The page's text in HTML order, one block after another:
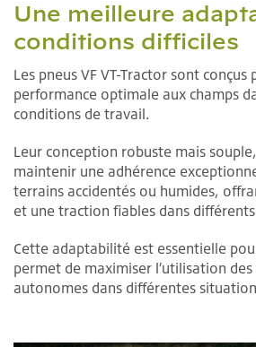
Une meilleure
conditions difficiles
Les pneus VF VT-Tractor sont
performance optimale aux champs
conditions de travail.
Leur conception robuste mais
maintenir une adhérence
terrains accidentés ou humides,
et une traction fiables dans
Cette adaptabilité est essentielle
permet de maximiser l’utilisation
autonomes dans différentes